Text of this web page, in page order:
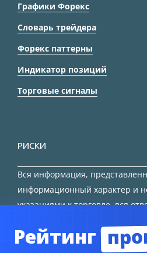
Графики Форекс
Словарь трейдера
Форекс паттерны
Индикатор позиций
Торговые сигналы
РИСКИ
Вся информация,
информационный характер и
указаниями к торговле, вся
Рейтинг